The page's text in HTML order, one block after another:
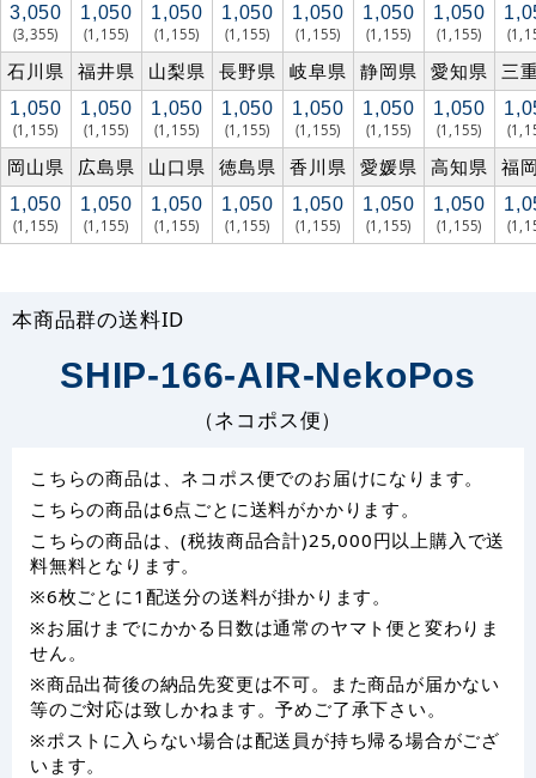
3,050
(3,355)
1,050
(1,155)
1,050
(1,155)
1,050
(1,155)
1,050
(1,155)
1,050
(1,155)
1,050
(1,155)
石川県 福井県 山梨県 長野県 岐阜県 静岡県 愛知県 三
1,050
(1,155)
1,050
(1,155)
1,050
(1,155)
1,050
(1,155)
1,050
(1,155)
1,050
(1,155)
1,050
(1,155)
岡山県 広島県 山口県 徳島県 香川県 愛媛県 高知県 福
1,050
(1,155)
1,050
(1,155)
1,050
(1,155)
1,050
(1,155)
1,050
(1,155)
1,050
(1,155)
1,050
(1,155)
本商品群の送料ID
SHIP-166-AIR-NekoPos
（ネコポス便）
こちらの商品は、ネコポス便でのお届けになります。
こちらの商品は6点ごとに送料がかかります。
こちらの商品は、(税抜商品合計)25,000円以上購入で送
料無料となります。
※6枚ごとに1配送分の送料が掛かります。
※お届けまでにかかる日数は通常のヤマト便と変わりま
せん。
※商品出荷後の納品先変更は不可。また商品が届かない
等のご対応は致しかねます。予めご了承下さい。
※ポストに入らない場合は配送員が持ち帰る場合がござ
います。